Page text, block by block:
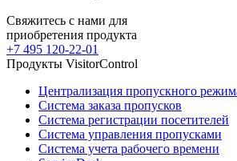
Свяжитесь с нами для
приобретения продукта
+7 495 120-22-01
Продукты VisitorControl
Централизация пропускного
Система заказа пропусков
Система регистрации посетителей
Система управления пропусками
Система учета рабочего времени